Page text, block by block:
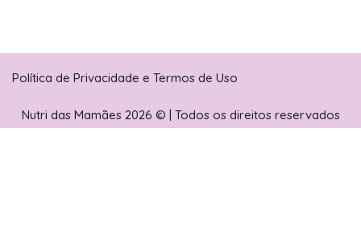
Política de Privacidade e Termos de Uso
Nutri das Mamães2026 © | Todos os direitos reservados